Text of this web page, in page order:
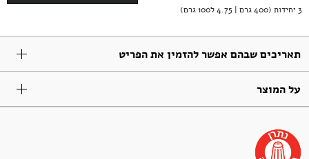
3 יחידות (400 גרם | 4.75 ל100 גרם)
תאריכים שבהם אפשר להזמין את הפריט
על המוצר
ארוחות שלמות
מגשי אירוח מתוקים
תבלינים
אלכוהול ותזקיקים
חדר רחצה